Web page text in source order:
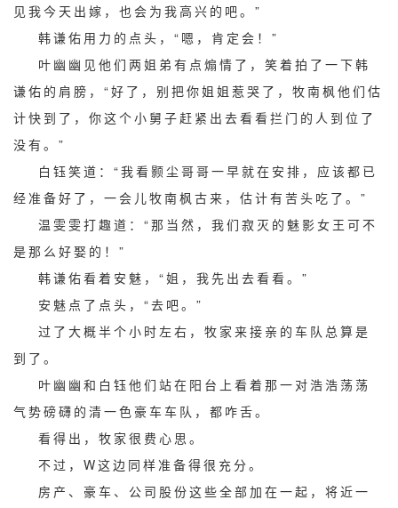
见我今天出嫁，也会为我高兴的吧。”
韩谦佑用力的点头，“嗯，肯定会！”
叶幽幽见他们两姐弟有点煽情了，笑着拍了一下韩
谦佑的肩膀，“好了，别把你姐姐惹哭了，牧南枫他们估
计快到了，你这个小舅子赶紧出去看看拦门的人到位了
没有。”
白钰笑道：“我看颢尘哥哥一早就在安排，应该都已
经准备好了，一会儿牧南枫古来，估计有苦头吃了。”
温雯雯打趣道：“那当然，我们寂灭的魅影女王可不
是那么好娶的！”
韩谦佑看着安魅，“姐，我先出去看看。”
安魅点了点头，“去吧。”
过了大概半个小时左右，牧家来接亲的车队总算是
到了。
叶幽幽和白钰他们站在阳台上看着那一对浩浩荡荡
气势磅礴的清一色豪车车队，都咋舌。
看得出，牧家很费心思。
不过，W这边同样准备得很充分。
房产、豪车、公司股份这些全部加在一起，将近一